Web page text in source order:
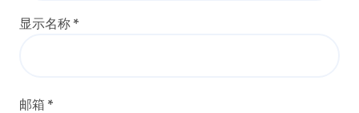
显示名称 *
邮箱 *